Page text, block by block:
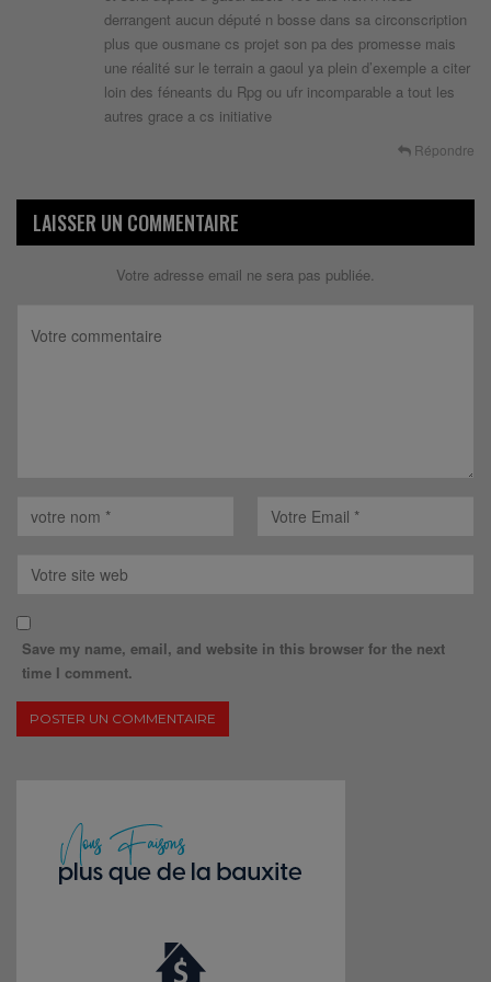
derrangent aucun député n bosse dans sa circonscription
plus que ousmane cs projet son pa des promesse mais
une réalité sur le terrain a gaoul ya plein d’exemple a citer
loin des féneants du Rpg ou ufr incomparable a tout les
autres grace a cs initiative
Répondre
LAISSER UN COMMENTAIRE
Votre adresse email ne sera pas publiée.
Save my name, email, and website in this browser for the next
time I comment.